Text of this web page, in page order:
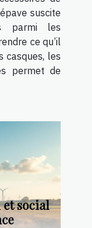
suscite
parmi les
ce qu’il
casques, les
permet de
social